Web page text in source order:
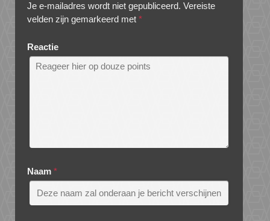
Je e-mailadres wordt niet gepubliceerd. Vereiste
velden zijn gemarkeerd met *
Reactie
Naam *